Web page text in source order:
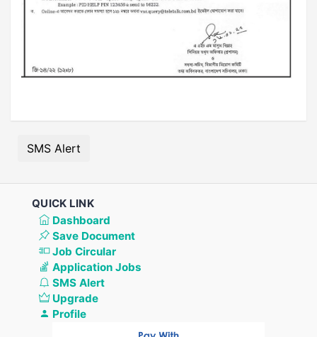
SMS Alert
QUICK LINK
Dashboard
Save Document
Job Circular
Application Jobs
SMS Alert
Upgrade
Profile